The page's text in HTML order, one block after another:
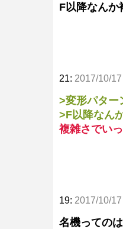
F以降なんか
21: 2017/10/
>変形パター
>F以降なん
複雑さでい
19: 2017/10/
名機っての